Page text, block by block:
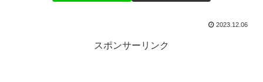
2023.12.06
スポンサーリンク